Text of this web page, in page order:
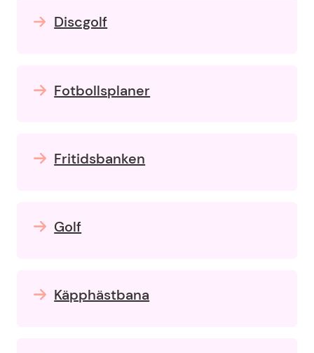
Discgolf
Fotbollsplaner
Fritidsbanken
Golf
Käpphästbana